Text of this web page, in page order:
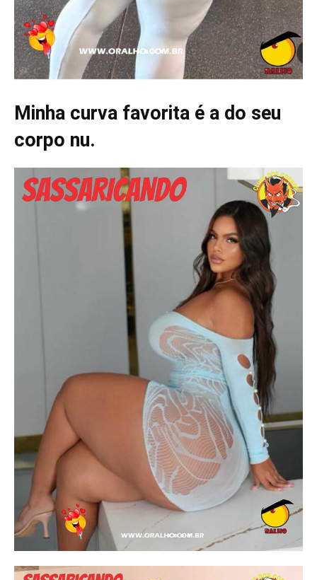
Minha curva favorita é a do seu
corpo nu.